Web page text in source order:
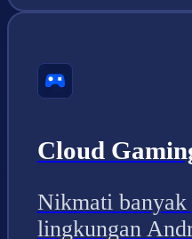
Cloud
Nikmati
lingkungan